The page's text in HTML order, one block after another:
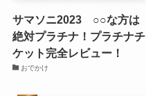
サマソニ2023 ○○な方は
絶対プラチナ！プラチナチ
ケット完全レビュー！
おでかけ